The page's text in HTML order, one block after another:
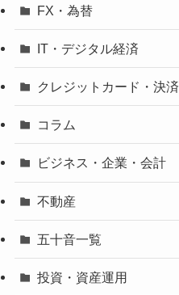
FX・為替
IT・デジタル経済
クレジットカード・決済
コラム
ビジネス・企業・会計
不動産
五十音一覧
投資・資産運用